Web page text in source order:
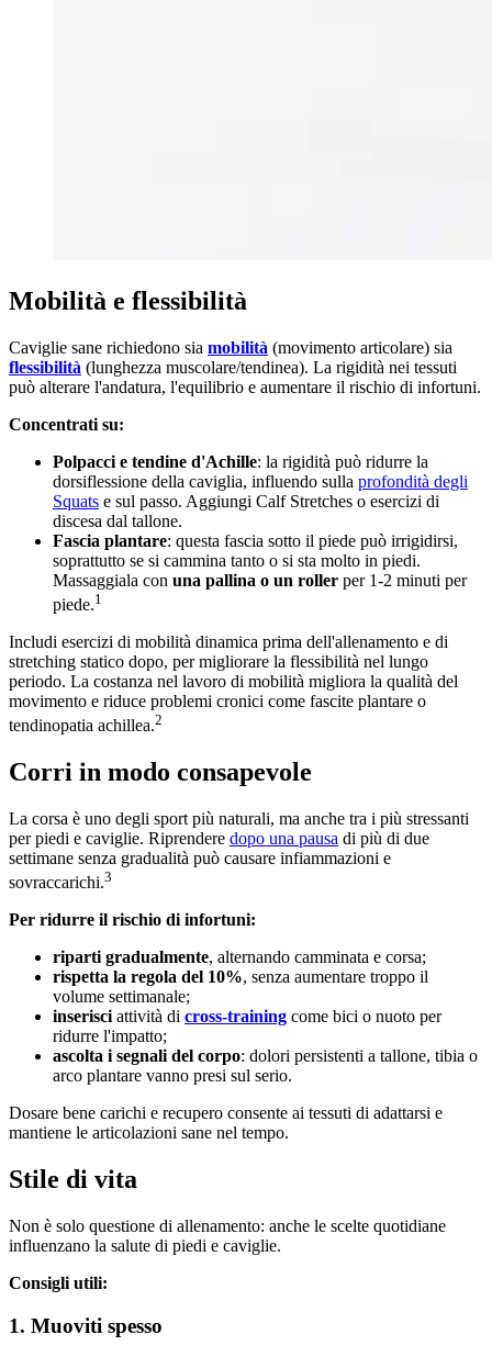
Mobilità e flessibilità
Caviglie sane richiedono sia mobilità (movimento articolare) sia
flessibilità (lunghezza muscolare/tendinea). La rigidità nei tessuti
può alterare l'andatura, l'equilibrio e aumentare il rischio di infortuni.
Concentrati su:
Polpacci e tendine d'Achille: la rigidità può ridurre la
dorsiflessione della caviglia, influendo sulla profondità degli
Squats e sul passo. Aggiungi Calf Stretches o esercizi di
discesa dal tallone.
Fascia plantare: questa fascia sotto il piede può irrigidirsi,
soprattutto se si cammina tanto o si sta molto in piedi.
Massaggiala con una pallina o un roller per 1-2 minuti per
piede.1
Includi esercizi di mobilità dinamica prima dell'allenamento e di
stretching statico dopo, per migliorare la flessibilità nel lungo
periodo. La costanza nel lavoro di mobilità migliora la qualità del
movimento e riduce problemi cronici come fascite plantare o
tendinopatia achillea.2
Corri in modo consapevole
La corsa è uno degli sport più naturali, ma anche tra i più stressanti
per piedi e caviglie. Riprendere dopo una pausa di più di due
settimane senza gradualità può causare infiammazioni e
sovraccarichi.3
Per ridurre il rischio di infortuni:
riparti gradualmente, alternando camminata e corsa;
rispetta la regola del 10%, senza aumentare troppo il
volume settimanale;
inserisci attività di cross-training come bici o nuoto per
ridurre l'impatto;
ascolta i segnali del corpo: dolori persistenti a tallone, tibia o
arco plantare vanno presi sul serio.
Dosare bene carichi e recupero consente ai tessuti di adattarsi e
mantiene le articolazioni sane nel tempo.
Stile di vita
Non è solo questione di allenamento: anche le scelte quotidiane
influenzano la salute di piedi e caviglie.
Consigli utili:
1. Muoviti spesso